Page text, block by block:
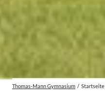
Thomas-Mann Gymnasium Startseite